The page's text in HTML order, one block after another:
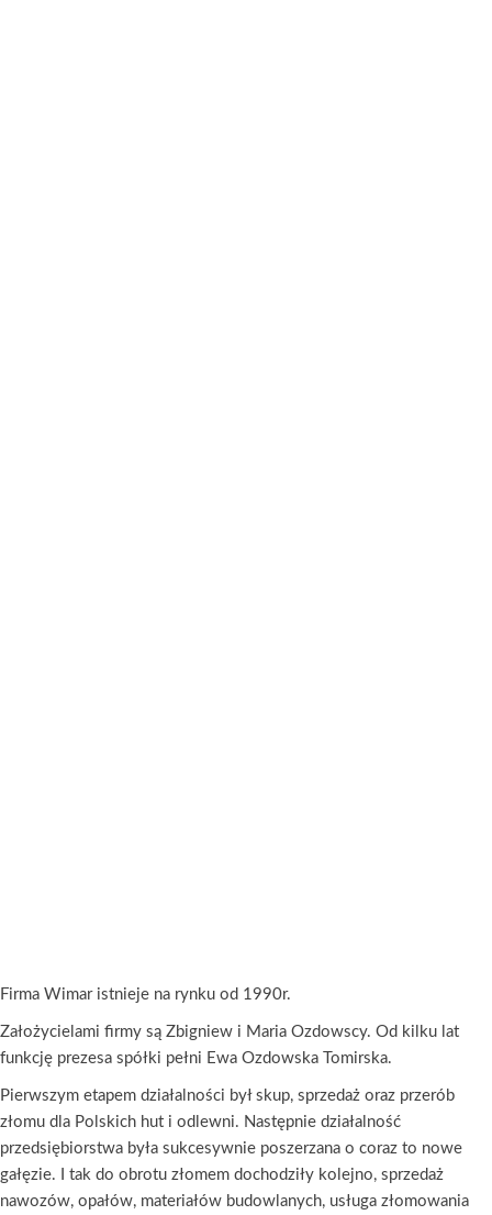
Firma Wimar istnieje na rynku od 1990r.
Założycielami firmy są Zbigniew i Maria Ozdowscy. Od kilku lat
funkcję prezesa spółki pełni Ewa Ozdowska Tomirska.
Pierwszym etapem działalności był skup, sprzedaż oraz przerób
złomu dla Polskich hut i odlewni. Następnie działalność
przedsiębiorstwa była sukcesywnie poszerzana o coraz to nowe
gałęzie. I tak do obrotu złomem dochodziły kolejno, sprzedaż
nawozów, opałów, materiałów budowlanych, usługa złomowania